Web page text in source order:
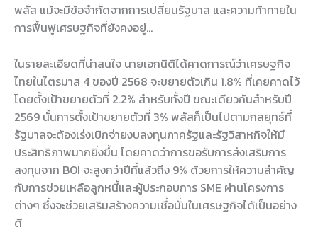
พลัส แม้จะมีข้อจำกัดจากการเปลี่ยนรัฐบาล และความท้าทายใน
การฟื้นฟูเศรษฐกิจที่ยังคงอยู่…
ในรายละเอียดที่น่าสนใจ นายเอกนิติได้คาดการณ์ว่าเศรษฐกิจ
ไทยในไตรมาส 4 ของปี 2568 จะขยายตัวเกิน 1.8% ที่เคยคาดไว้
โดยตั้งเป้าขยายตัวที่ 2.2% สำหรับทั้งปี ขณะเดียวกันสำหรับปี
2569 นั้นการตั้งเป้าขยายตัวที่ 3% พลัสก็เป็นไปตามกลยุทธ์ที่
รัฐบาลจะต้องเร่งเบิกจ่ายงบลงทุนภาครัฐและรัฐวิสาหกิจให้มี
ประสิทธิภาพมากยิ่งขึ้น โดยคาดว่าการขอรับการส่งเสริมการ
ลงทุนจาก BOI จะสูงกว่าปีที่แล้วถึง 9% ด้วยการให้ความสำคัญ
กับการช่วยเหลือลูกหนี้และผู้ประกอบการ SME ผ่านโครงการ
ต่างๆ ซึ่งจะช่วยเสริมสร้างความเชื่อมั่นในเศรษฐกิจได้เป็นอย่าง
ดี